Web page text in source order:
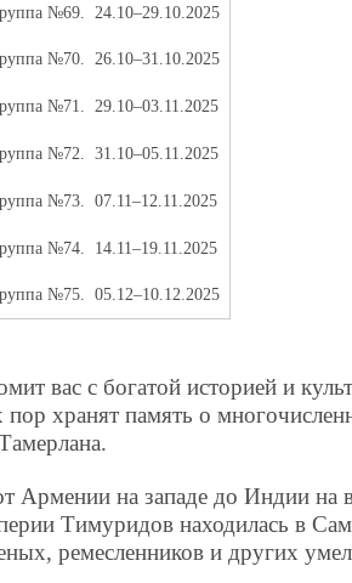
№69. 24.10–29.10.2025
№70. 26.10–31.10.2025
№71. 29.10–03.11.2025
№72. 31.10–05.11.2025
№73. 07.11–12.11.2025
№74. 14.11–19.11.2025
№75. 05.12–10.12.2025
вас с богатой историей и
пор хранят память о
Армении на западе до Индии на
Тимуридов находилась в
ремесленников и других